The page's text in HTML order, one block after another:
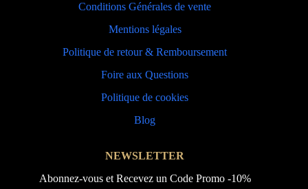
Conditions Générales de vente
Mentions légales
Politique de retour & Remboursement
Foire aux Questions
Politique de cookies
Blog
NEWSLETTER
Abonnez-vous et Recevez un Code Promo -10%